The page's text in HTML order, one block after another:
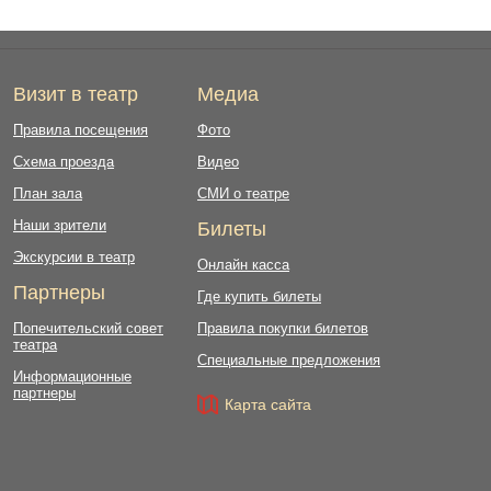
Визит в театр
Правила посещения
Схема проезда
План зала
Наши зрители
Экскурсии в театр
Партнеры
Попечительский совет
театра
Информационные
партнеры
Медиа
Фото
Видео
СМИ о театре
Билеты
Онлайн касса
Где купить билеты
Правила покупки билетов
Специальные предложения
Карта сайта